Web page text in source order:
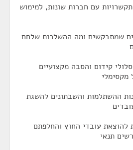
עם חברות שונות, למימוש
שמתבקשים ומה ההשלכות שלחם
קידום והסבה מקצועיים
מקסימלי
ההשתלמות והשבתונים להשגת
להוצאת עובדי החוץ והחלפתם
תנאי